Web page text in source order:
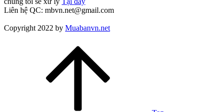
Liên hệ QC: mbvn.net@gmail.com
Copyright 2022 by Muabanvn.net